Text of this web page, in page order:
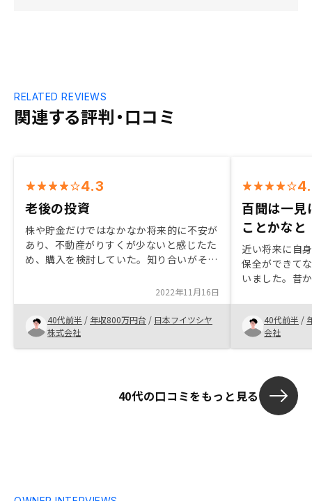
関連する評判・口コミ
RELATED REVIEWS
4.3
老後の投資
株や貯金だけではなかなか将来的に不安が
あり、不動産がりすくが少ないと感じたた
め、購入を検討していた。知り合いがその
め、購入に至った。担当のかたは以前検討
段階からお付き合いのある方で説明がわか
りやすくよかった。
2022年11月16日
40代前半 / 年収800万円台 / 日本フイツシヤ
株式会社
百聞は一見
ことかなと
近い将来に自
保全ができて
いました。昔
のですが、機
とにしました
いる部分を常
くまでしっか
ル可能なもの
い理由はない
たご担当の方
40代前半 /
会社
40代の口コミをもっと見る